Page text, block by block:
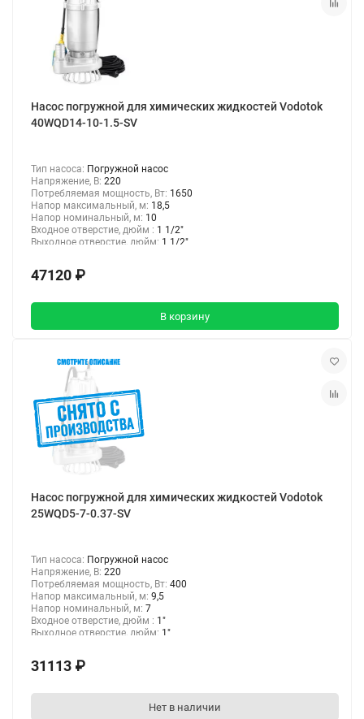
Насос погружной для химических жидкостей Vodotok
40WQD14-10-1.5-SV
Тип насоса: Погружной насос
Напряжение, В: 220
Потребляемая мощность, Вт: 1650
Напор максимальный, м: 18,5
Напор номинальный, м: 10
Входное отверстие, дюйм : 1 1/2"
Выходное отверстие, дюйм: 1 1/2"
47120 ₽
В корзину
Насос погружной для химических жидкостей Vodotok
25WQD5-7-0.37-SV
Тип насоса: Погружной насос
Напряжение, В: 220
Потребляемая мощность, Вт: 400
Напор максимальный, м: 9,5
Напор номинальный, м: 7
Входное отверстие, дюйм : 1"
Выходное отверстие, дюйм: 1"
31113 ₽
Нет в наличии